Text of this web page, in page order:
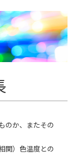
のか、またその
関）色温度との